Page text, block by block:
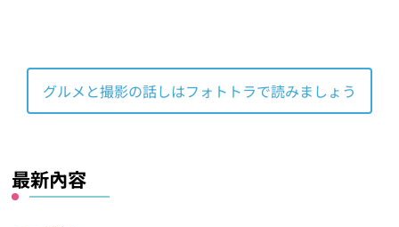
グルメと撮影の話しはフォトトラで読みましょう
最新內容